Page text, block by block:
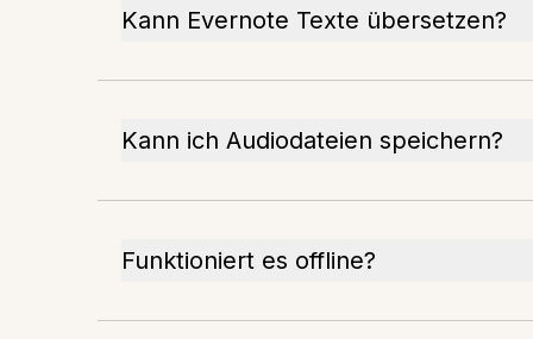
Kann Evernote Texte übersetzen?
Kann ich Audiodateien speichern?
Funktioniert es offline?